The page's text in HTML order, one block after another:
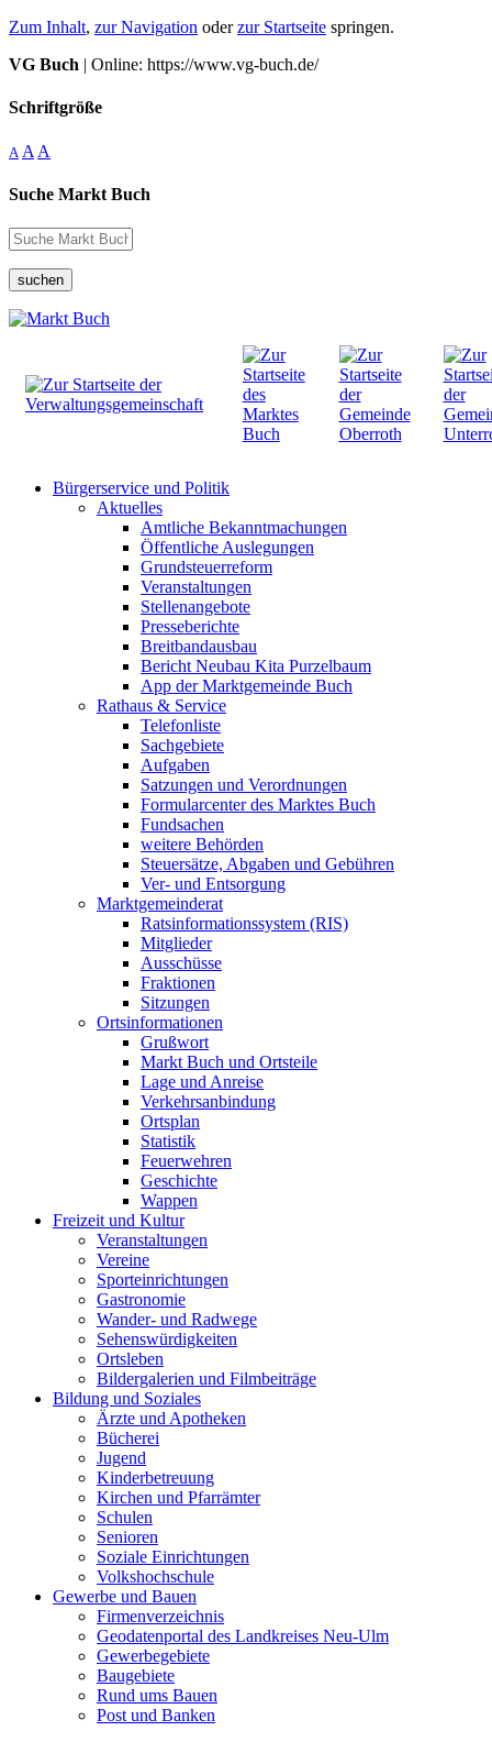
Zum Inhalt, zur Navigation oderzur Startseite springen.
VG Buch | Online: https://www.vg-buch.de/
Schriftgröße
A A A
Suche Markt Buch
suchen
Bürgerservice und Politik
Aktuelles
Amtliche Bekanntmachungen
Öffentliche Auslegungen
Grundsteuerreform
Veranstaltungen
Stellenangebote
Presseberichte
Breitbandausbau
Bericht Neubau Kita Purzelbaum
App der Marktgemeinde Buch
Rathaus & Service
Telefonliste
Sachgebiete
Aufgaben
Satzungen und Verordnungen
Formularcenter des Marktes Buch
Fundsachen
weitere Behörden
Steuersätze, Abgaben und Gebühren
Ver- und Entsorgung
Marktgemeinderat
Ratsinformationssystem (RIS)
Mitglieder
Ausschüsse
Fraktionen
Sitzungen
Ortsinformationen
Grußwort
Markt Buch und Ortsteile
Lage und Anreise
Verkehrsanbindung
Ortsplan
Statistik
Feuerwehren
Geschichte
Wappen
Freizeit und Kultur
Veranstaltungen
Vereine
Sporteinrichtungen
Gastronomie
Wander- und Radwege
Sehenswürdigkeiten
Ortsleben
Bildergalerien und Filmbeiträge
Bildung und Soziales
Ärzte und Apotheken
Bücherei
Jugend
Kinderbetreuung
Kirchen und Pfarrämter
Schulen
Senioren
Soziale Einrichtungen
Volkshochschule
Gewerbe und Bauen
Firmenverzeichnis
Geodatenportal des Landkreises Neu-Ulm
Gewerbegebiete
Baugebiete
Rund ums Bauen
Post und Banken